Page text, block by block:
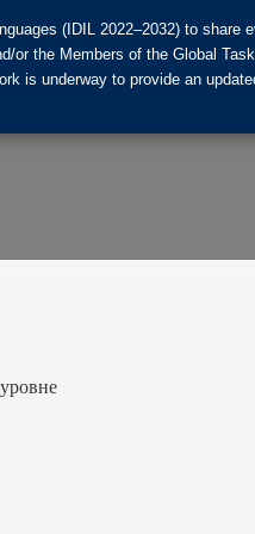
(IDIL 2022–2032) to
the Members of the Global
is underway to provide an